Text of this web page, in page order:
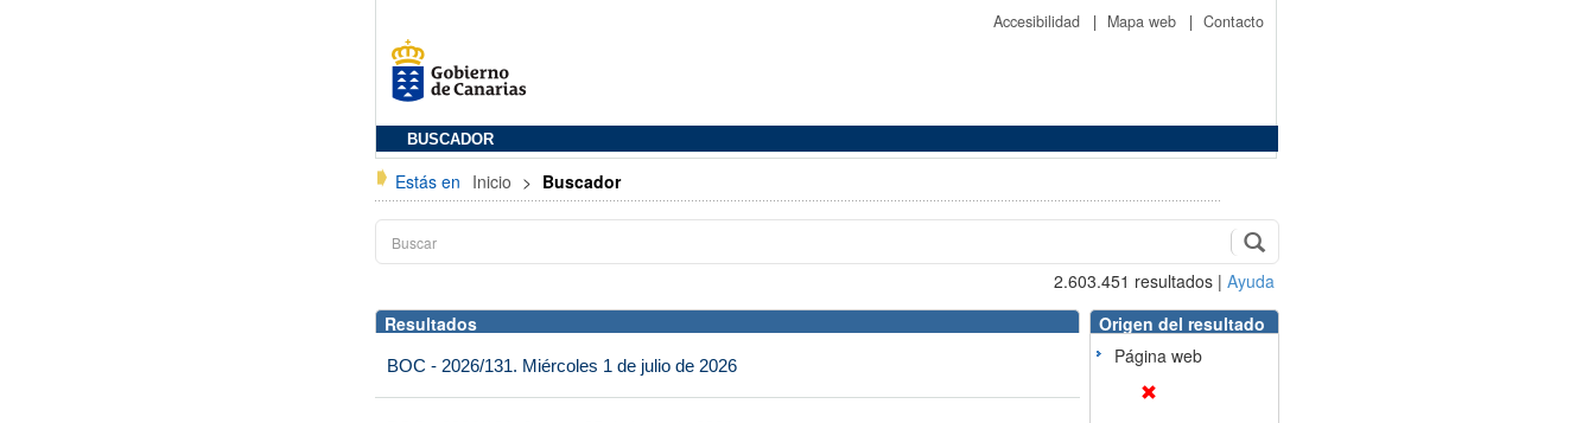
Accesibilidad | Mapa web | Contacto
BUSCADOR
Estás en Inicio > Buscador
2.603.451 resultados | Ayuda
Resultados
BOC - 2026/131. Miércoles 1 de julio de 2026
Origen del resultado
Página web